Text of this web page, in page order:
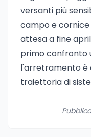
versanti più
campo e cornice
attesa a fine
primo confronto
l'arretramento è
traiettoria di